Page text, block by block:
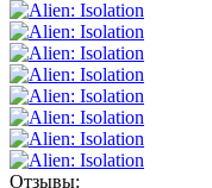
Отзывы: